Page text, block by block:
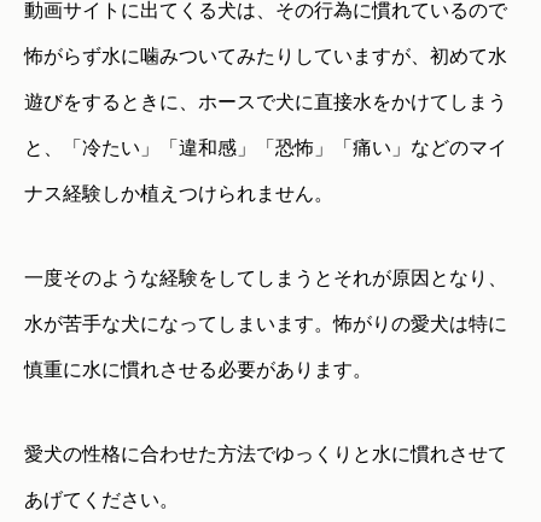
動画サイトに出てくる犬は、その行為に慣れているので
怖がらず水に噛みついてみたりしていますが、初めて水
遊びをするときに、ホースで犬に直接水をかけてしまう
と、「冷たい」「違和感」「恐怖」「痛い」などのマイ
ナス経験しか植えつけられません。
一度そのような経験をしてしまうとそれが原因となり、
水が苦手な犬になってしまいます。怖がりの愛犬は特に
慎重に水に慣れさせる必要があります。
愛犬の性格に合わせた方法でゆっくりと水に慣れさせて
あげてください。